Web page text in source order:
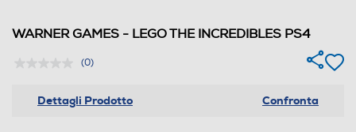
WARNER GAMES - LEGO THE INCREDIBLES PS4
(0)
Dettagli Prodotto Confronta